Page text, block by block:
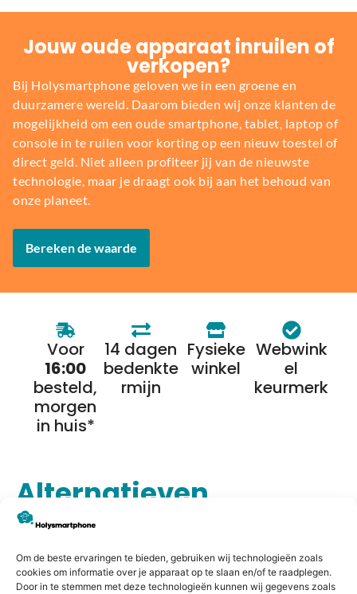
Om de beste ervaringen te bieden, gebruiken wij technologieën zoals
cookies om informatie over je apparaat op te slaan en/of te raadplegen.
Door in te stemmen met deze technologieën kunnen wij gegevens zoals
Jouw oude apparaat inruilen of
verkopen?
Bij Holysmartphone geloven we in een groene en
duurzamere wereld. Daarom bieden wij onze klanten de
mogelijkheid om een oude smartphone, tablet, laptop of
console in te ruilen voor korting op een nieuw toestel of
direct geld. Niet alleen profiteer jij van de nieuwste
technologie, maar je draagt ook bij aan het behoud van
onze planeet.
Bereken de waarde
Voor
16:00
besteld,
morgen
in huis*
14 dagen
bedenkte
rmijn
Fysieke
winkel
Webwink
el
keurmerk
Alternatieven